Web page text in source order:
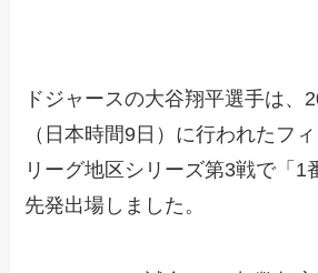
ドジャースの大谷翔平選手は、
（日本時間9日）に行われたフ
リーグ地区シリーズ第3戦で「1
先発出場しました。